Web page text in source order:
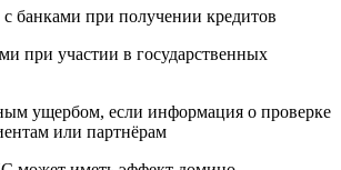
при получении кредитов
участии в государственных
если информация о проверке
или партнёрам